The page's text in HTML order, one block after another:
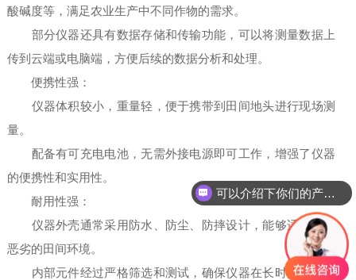
酸碱度等，满足农业生产中不同作物的需求。
部分仪器还具有数据存储和传输功能，可以将测量数据上
传到云端或电脑端，方便后续的数据分析和处理。
便携性强：
仪器体积较小，重量轻，便于携带到田间地头进行现场测
量。
配备有可充电电池，无需外接电源即可工作，增强了仪器
的便携性和实用性。
耐用性强：
仪器外壳通常采用防水、防尘、防摔设计，能够适应各种
恶劣的田间环境。
内部元件经过严格筛选和测试，确保仪器在长时间使用过
可以介绍下你们的产品么